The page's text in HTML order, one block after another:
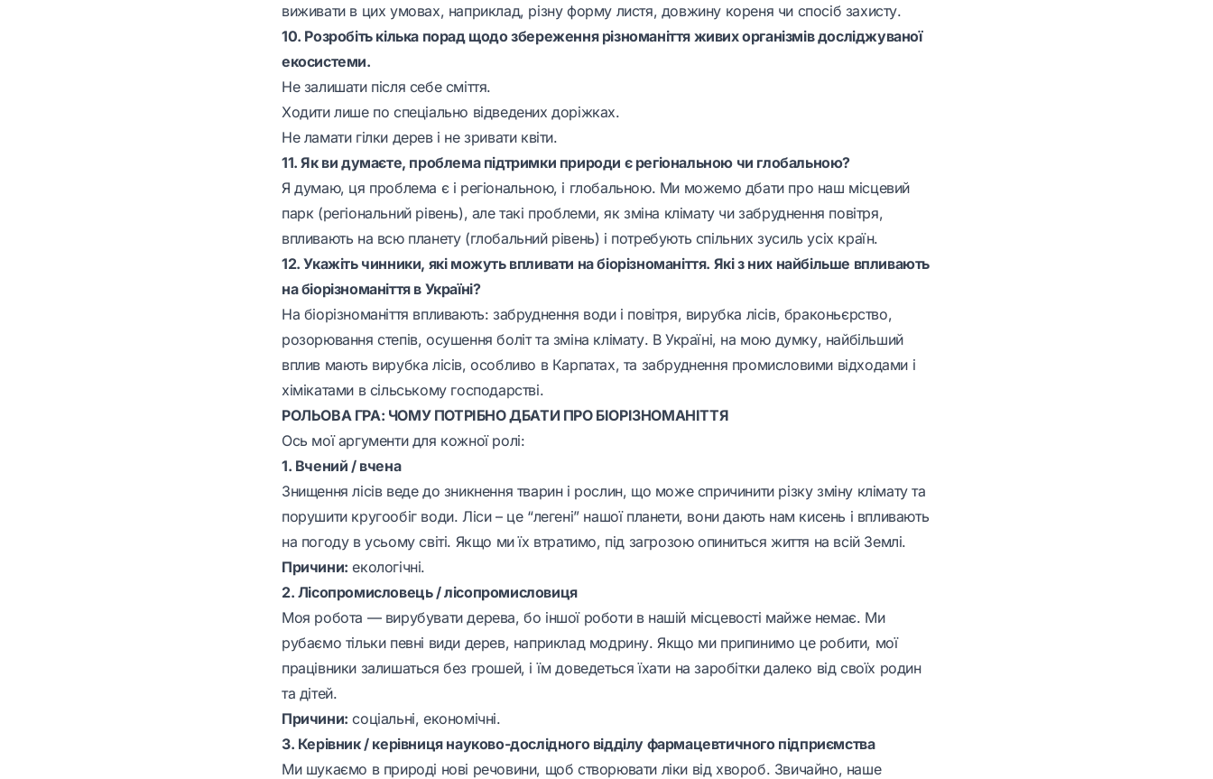
виживати в цих умовах, наприклад, різну форму листя, довжину кореня чи спосіб захисту.
10. Розробіть кілька порад щодо збереження різноманіття живих організмів досліджуваної
екосистеми.
Не залишати після себе сміття.
Ходити лише по спеціально відведених доріжках.
Не ламати гілки дерев і не зривати квіти.
11. Як ви думаєте, проблема підтримки природи є регіональною чи глобальною?
Я думаю, ця проблема є і регіональною, і глобальною. Ми можемо дбати про наш місцевий
парк (регіональний рівень), але такі проблеми, як зміна клімату чи забруднення повітря,
впливають на всю планету (глобальний рівень) і потребують спільних зусиль усіх країн.
12. Укажіть чинники, які можуть впливати на біорізноманіття. Які з них найбільше впливають
на біорізноманіття в Україні?
На біорізноманіття впливають: забруднення води і повітря, вирубка лісів, браконьєрство,
розорювання степів, осушення боліт та зміна клімату. В Україні, на мою думку, найбільший
вплив мають вирубка лісів, особливо в Карпатах, та забруднення промисловими відходами і
хімікатами в сільському господарстві.
РОЛЬОВА ГРА: ЧОМУ ПОТРІБНО ДБАТИ ПРО БІОРІЗНОМАНІТТЯ
Ось мої аргументи для кожної ролі:
1. Вчений / вчена
Знищення лісів веде до зникнення тварин і рослин, що може спричинити різку зміну клімату та
порушити кругообіг води. Ліси – це “легені” нашої планети, вони дають нам кисень і впливають
на погоду в усьому світі. Якщо ми їх втратимо, під загрозою опиниться життя на всій Землі.
Причини: екологічні.
2. Лісопромисловець / лісопромисловиця
Моя робота — вирубувати дерева, бо іншої роботи в нашій місцевості майже немає. Ми
рубаємо тільки певні види дерев, наприклад модрину. Якщо ми припинимо це робити, мої
працівники залишаться без грошей, і їм доведеться їхати на заробітки далеко від своїх родин
та дітей.
Причини: соціальні, економічні.
3. Керівник / керівниця науково-дослідного відділу фармацевтичного підприємства
Ми шукаємо в природі нові речовини, щоб створювати ліки від хвороб. Звичайно, наше